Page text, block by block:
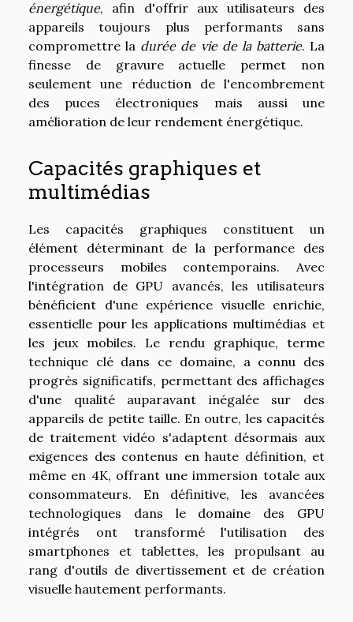
énergétique, afin d'offrir aux utilisateurs des
appareils toujours plus performants sans
compromettre la durée de vie de la batterie. La
finesse de gravure actuelle permet non
seulement une réduction de l'encombrement
des puces électroniques mais aussi une
amélioration de leur rendement énergétique.
Capacités graphiques et
multimédias
Les capacités graphiques constituent un
élément déterminant de la performance des
processeurs mobiles contemporains. Avec
l'intégration de GPU avancés, les utilisateurs
bénéficient d'une expérience visuelle enrichie,
essentielle pour les applications multimédias et
les jeux mobiles. Le rendu graphique, terme
technique clé dans ce domaine, a connu des
progrès significatifs, permettant des affichages
d'une qualité auparavant inégalée sur des
appareils de petite taille. En outre, les capacités
de traitement vidéo s'adaptent désormais aux
exigences des contenus en haute définition, et
même en 4K, offrant une immersion totale aux
consommateurs. En définitive, les avancées
technologiques dans le domaine des GPU
intégrés ont transformé l'utilisation des
smartphones et tablettes, les propulsant au
rang d'outils de divertissement et de création
visuelle hautement performants.